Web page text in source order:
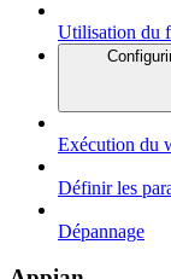
Utilisation du
Exécution du
Définir les
Dépannage